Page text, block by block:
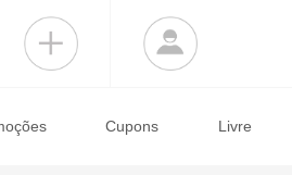
Cupons Livre